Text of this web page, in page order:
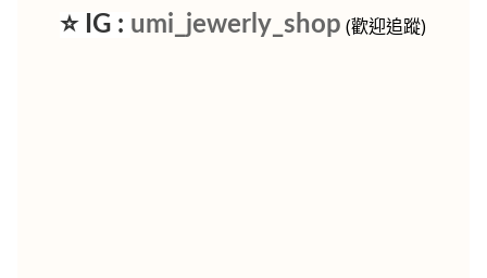
⭐ IG : umi_jewerly_shop (歡迎追蹤)